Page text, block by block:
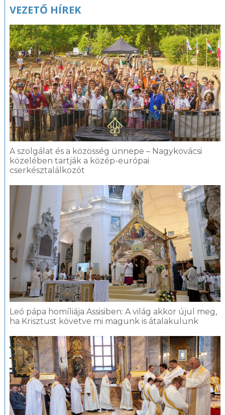
VEZETŐ HÍREK
A szolgálat és a közösség ünnepe – Nagykovácsi
közelében tartják a közép-európai
cserkésztalálkozót
Leó pápa homíliája Assisiben: A világ akkor újul meg,
ha Krisztust követve mi magunk is átalakulunk